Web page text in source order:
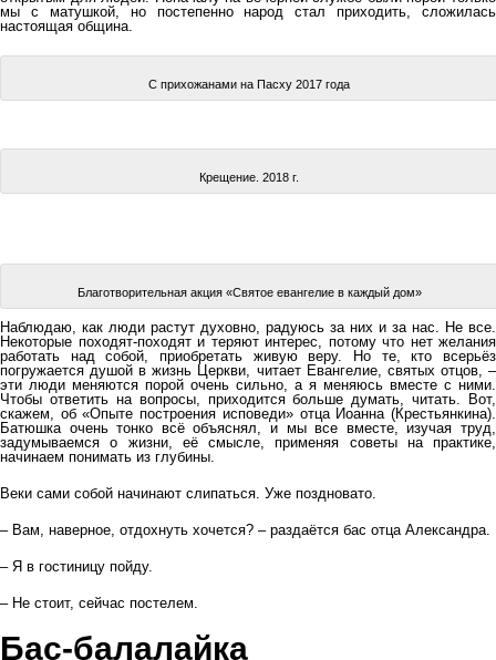
мы с матушкой, но постепенно народ стал приходить, сложилась
настоящая община.
С прихожанами на Пасху 2017 года
Крещение. 2018 г.
Благотворительная акция «Святое евангелие в каждый дом»
Наблюдаю, как люди растут духовно, радуюсь за них и за нас. Не все.
Некоторые походят-походят и теряют интерес, потому что нет желания
работать над собой, приобретать живую веру. Но те, кто всерьёз
погружается душой в жизнь Церкви, читает Евангелие, святых отцов, –
эти люди меняются порой очень сильно, а я меняюсь вместе с ними.
Чтобы ответить на вопросы, приходится больше думать, читать. Вот,
скажем, об «Опыте построения исповеди» отца Иоанна (Крестьянкина).
Батюшка очень тонко всё объяснял, и мы все вместе, изучая труд,
задумываемся о жизни, её смысле, применяя советы на практике,
начинаем понимать из глубины.
Веки сами собой начинают слипаться. Уже поздновато.
– Вам, наверное, отдохнуть хочется? – раздаётся бас отца Александра.
– Я в гостиницу пойду.
– Не стоит, сейчас постелем.
Бас-балалайка